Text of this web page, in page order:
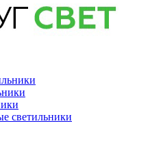
светильники